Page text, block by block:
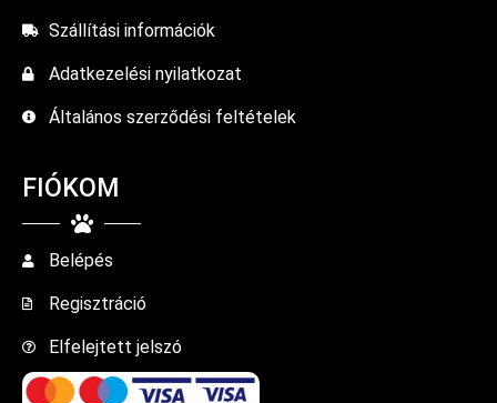
Szállítási információk
Adatkezelési nyilatkozat
Általános szerződési feltételek
FIÓKOM
Belépés
Regisztráció
Elfelejtett jelszó